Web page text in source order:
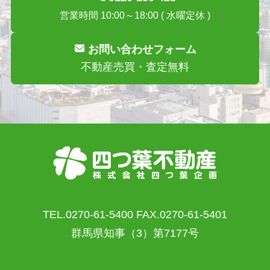
営業時間 10:00～18:00 ( 水曜定休 )
お問い合わせフォーム
不動産売買・査定無料
TEL.0270-61-5400 FAX.0270-61-5401
群馬県知事（3）第7177号